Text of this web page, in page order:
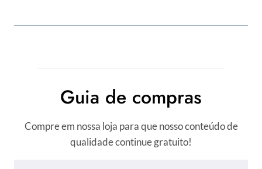
Guia de compras
Compre em nossa loja para que nosso conteúdo de
qualidade continue gratuito!